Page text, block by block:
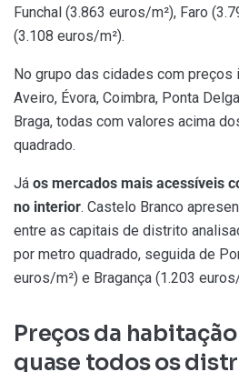
Funchal (3.863 euros/m²), Faro
(3.108 euros/m²).
No grupo das cidades com
Aveiro, Évora, Coimbra, Ponta
Braga, todas com valores acima
quadrado.
Já os mercados mais acessíveis
no interior. Castelo Branco
entre as capitais de distrito
por metro quadrado, seguida de
euros/m²) e Bragança (1.203
Preços da
quase todos os